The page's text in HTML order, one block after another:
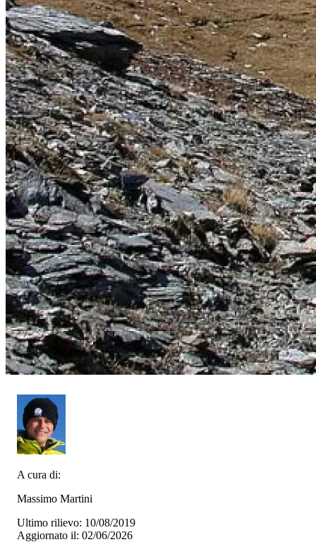
A cura di:
Massimo Martini
Ultimo rilievo: 10/08/2019
Aggiornato il: 02/06/2026